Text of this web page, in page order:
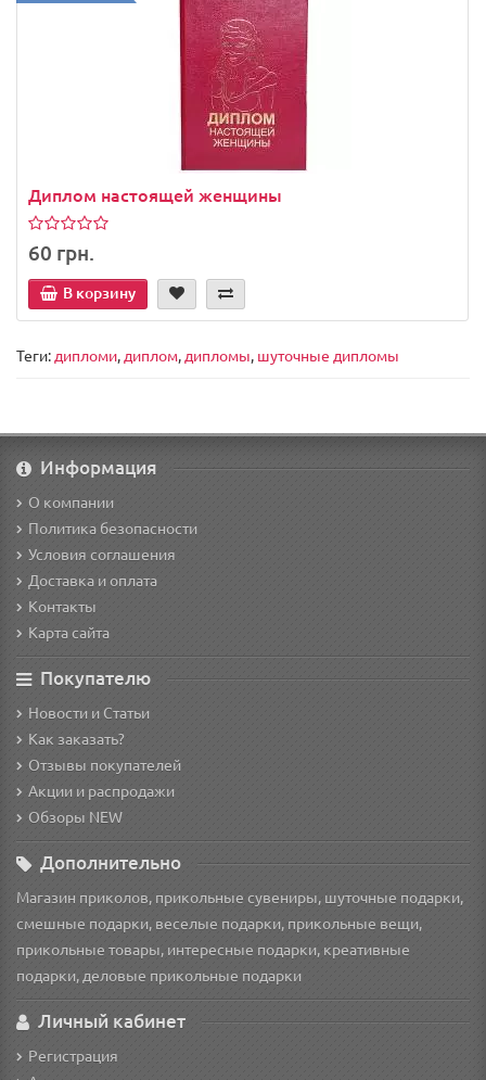
Диплом настоящей женщины
60 грн.
В корзину
Теги: дипломи, диплом, дипломы, шуточные дипломы
Информация
О компании
Политика безопасности
Условия соглашения
Доставка и оплата
Контакты
Карта сайта
Покупателю
Новости и Статьи
Как заказать?
Отзывы покупателей
Акции и распродажи
Обзоры NEW
Дополнительно
Магазин приколов, прикольные сувениры, шуточные подарки,
смешные подарки, веселые подарки, прикольные вещи,
прикольные товары, интересные подарки, креативные
подарки, деловые прикольные подарки
Личный кабинет
Регистрация